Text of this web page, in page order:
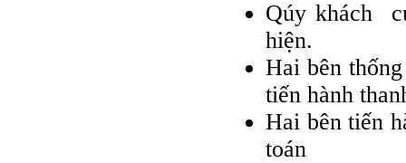
Qúy khách
hiện.
Hai bên
tiến hành
Hai bên tiến
toán